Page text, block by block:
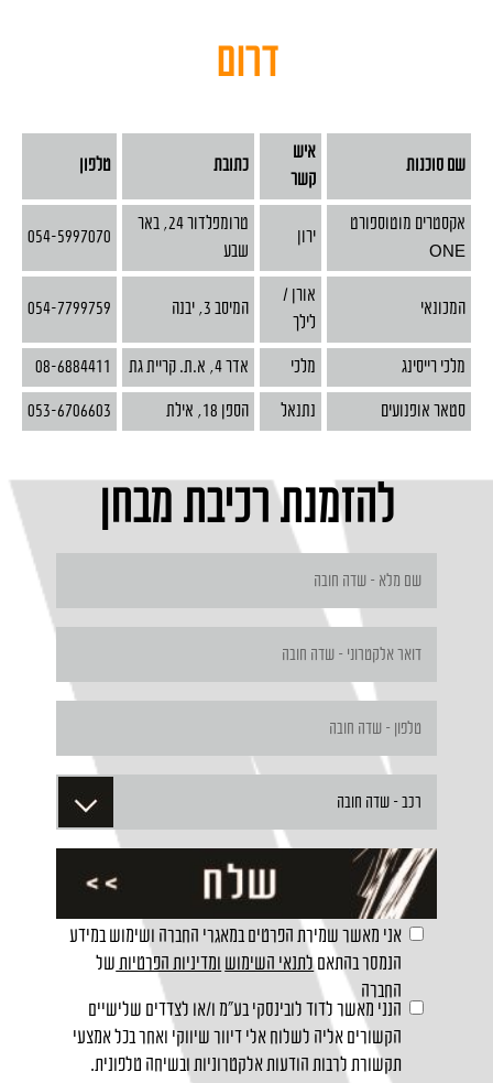
דרום
שם סוכנות
איש
קשר
כתובת טלפון
אקסטרים מוטוספורט
ONE
ירון
טרומפלדור 24, באר
שבע
054-5997070
המכונאי
אורן /
לילך
המיסב 3, יבנה 054-7799759
מלכי רייסינג מלכי אדר 4, א.ת. קריית גת 08-6884411
סטאר אופנועים נתנאל הספן 18, אילת 053-6706603
להזמנת רכיבת מבחן
אני מאשר שמירת הפרטים במאגרי החברה ושימוש במידע
הנמסר בהתאםלתנאי השימוש ומדיניות הפרטיות של
החברה
הנני מאשר לדוד לובינסקי בע"מ ו/או לצדדים שלישיים
הקשורים אליה לשלוח אלי דיוור שיווקי ואחר בכל אמצעי
תקשורת לרבות הודעות אלקטרוניות ובשיחה טלפונית.